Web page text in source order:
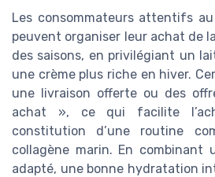
Les consommateurs attentifs
peuvent organiser leur achat de
des saisons, en privilégiant un
une crème plus riche en hiver.
une livraison offerte ou des
achat », ce qui facilite
constitution d’une routine
collagène marin. En combinant
adapté, une bonne hydratation